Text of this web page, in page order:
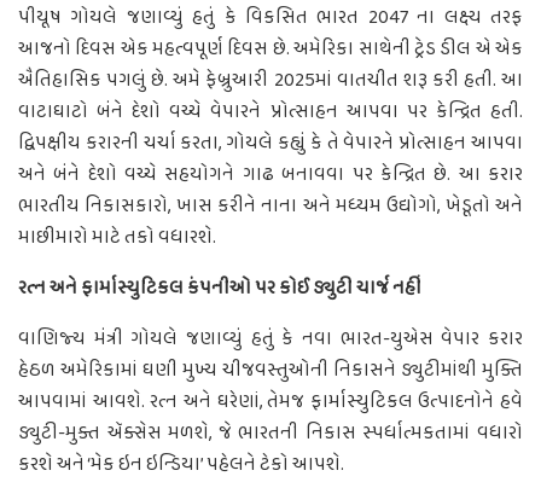
પીયૂષ ગોયલે જણાવ્યું હતું કે વિકસિત ભારત 2047 ના લક્ષ્ય તરફ
આજનો દિવસ એક મહત્વપૂર્ણ દિવસ છે. અમેરિકા સાથેની ટ્રેડ ડીલ એ એક
ઐતિહાસિક પગલું છે. અમે ફેબ્રુઆરી 2025માં વાતચીત શરૂ કરી હતી. આ
વાટાઘાટો બંને દેશો વચ્ચે વેપારને પ્રોત્સાહન આપવા પર કેન્દ્રિત હતી.
દ્વિપક્ષીય કરારની ચર્ચા કરતા, ગોયલે કહ્યું કે તે વેપારને પ્રોત્સાહન આપવા
અને બંને દેશો વચ્ચે સહયોગને ગાઢ બનાવવા પર કેન્દ્રિત છે. આ કરાર
ભારતીય નિકાસકારો, ખાસ કરીને નાના અને મધ્યમ ઉદ્યોગો, ખેડૂતો અને
માછીમારો માટે તકો વધારશે.
રત્ન અને ફાર્માસ્યુટિકલ કંપનીઓ પર કોઈ ડ્યુટી ચાર્જ નહીં
વાણિજ્ય મંત્રી ગોયલે જણાવ્યું હતું કે નવા ભારત-યુએસ વેપાર કરાર
હેઠળ અમેરિકામાં ઘણી મુખ્ય ચીજવસ્તુઓની નિકાસને ડ્યુટીમાંથી મુક્તિ
આપવામાં આવશે. રત્ન અને ઘરેણાં, તેમજ ફાર્માસ્યુટિકલ ઉત્પાદનોને હવે
ડ્યુટી-મુક્ત ઍક્સેસ મળશે, જે ભારતની નિકાસ સ્પર્ધાત્મકતામાં વધારો
કરશે અને ‘મેક ઇન ઇન્ડિયા’ પહેલને ટેકો આપશે.